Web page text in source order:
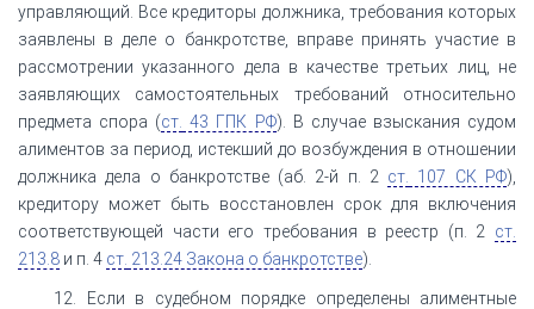
управляющий. Все кредиторы должника, требования которых
заявлены в деле о банкротстве, вправе принять участие в
рассмотрении указанного дела в качестве третьих лиц, не
заявляющих самостоятельных требований относительно
предмета спора (ст. 43 ГПК РФ). В случае взыскания судом
алиментов за период, истекший до возбуждения в отношении
должника дела о банкротстве (аб. 2-й п. 2 ст. 107 СК РФ),
кредитору может быть восстановлен срок для включения
соответствующей части его требования в реестр (п. 2 ст.
213.8 и п. 4 ст. 213.24 Закона о банкротстве).
12. Если в судебном порядке определены алиментные